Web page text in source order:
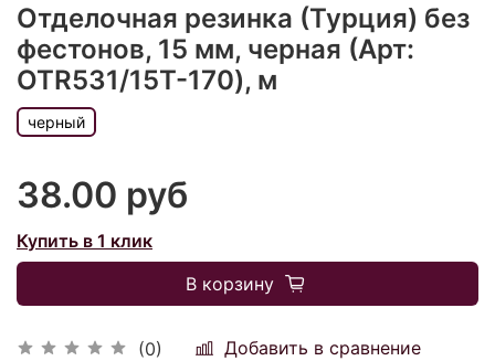
Отделочная резинка (Турция) без
фестонов, 15 мм, черная (Арт:
OTR531/15T-170), м
(0) Добавить в сравнение
черный
38.00 руб
Купить в 1 клик
В корзину